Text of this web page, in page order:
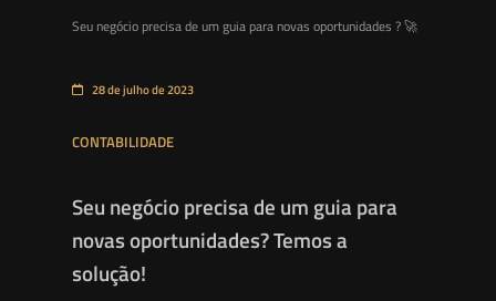
Seu negócio precisa de um guia para novas oportunidades ? 🚀
28 de julho de 2023
CONTABILIDADE
Seu negócio precisa de um guia para
novas oportunidades? Temos a
solução!